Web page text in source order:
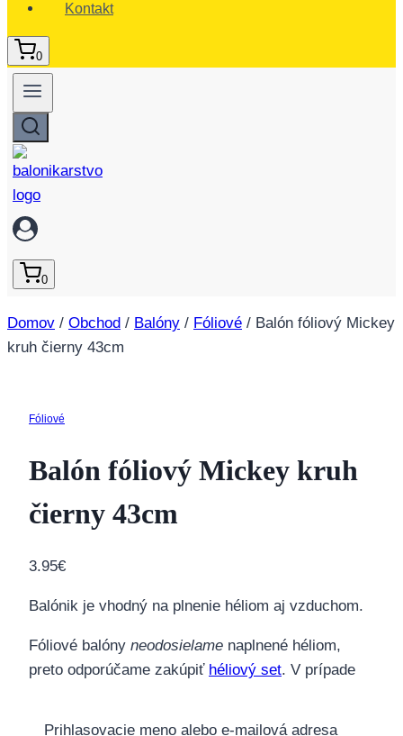
Kontakt
0
0
Domov / Obchod / Balóny / Fóliové / Balón fóliový Mickey
kruh čierny 43cm
Fóliové
Balón fóliový Mickey kruh
čierny 43cm
3.95€
Balónik je vhodný na plnenie héliom aj vzduchom.
Fóliové balóny neodosielame naplnené héliom,
preto odporúčame zakúpiť héliový set. V prípade
Prihlasovacie meno alebo e-mailová adresa